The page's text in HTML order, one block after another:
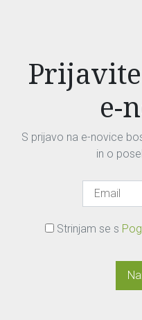
Prijavite
e-
S prijavo na e-novice
in o
Strinjam se s